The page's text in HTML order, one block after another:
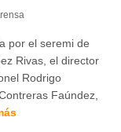
por el seremi de
Rivas, el director
Rodrigo
Faúndez,